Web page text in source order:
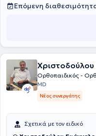
Επόμενη
Χριστοδούλου
Ορθοπαιδικός -
MD
Νέος συνεργάτης
Σχετικά με τον ειδικό